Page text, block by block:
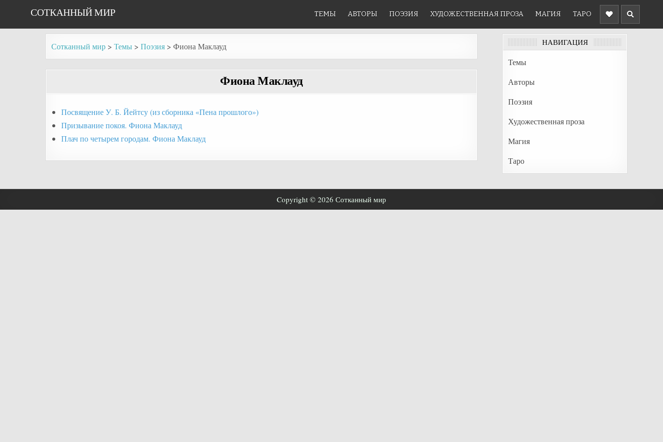
СОТКАННЫЙ МИР ТЕМЫ АВТОРЫ ПОЭЗИЯ ХУДОЖЕСТВЕННАЯ ПРОЗА МАГИЯ ТАРО
Сотканный мир > Темы > Поэзия > Фиона Маклауд
Фиона Маклауд
Посвящение У. Б. Йейтсу (из сборника «Пена прошлого»)
Призывание покоя. Фиона Маклауд
Плач по четырем городам. Фиона Маклауд
НАВИГАЦИЯ
Темы
Авторы
Поэзия
Художественная проза
Магия
Таро
Copyright © 2026 Сотканный мир